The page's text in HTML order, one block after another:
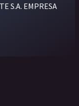
S.A. EMPRESA